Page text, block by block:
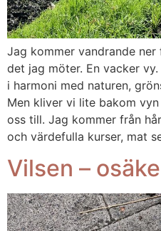
Jag kommer vandrande
det jag möter. En vacker
i harmoni med naturen,
Men kliver vi lite bakom
oss till. Jag kommer från
och värdefulla kurser, mat
Vilsen –